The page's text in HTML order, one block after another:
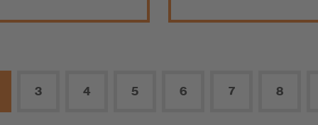
3 4 5 6 7 8